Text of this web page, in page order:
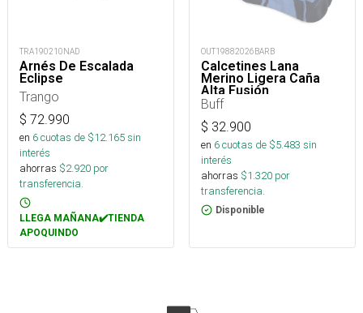
TRA190210NAD
Arnés De Escalada
Eclipse
Trango
$ 72.990
en 6cuotas de $12.165sin
interés
ahorras $2.920 por
transferencia.
LLEGA MAÑANA✔️TIENDA
APOQUINDO
OUT19882026BARB
Calcetines Lana
Merino Ligera Caña
Alta Fusión
Buff
$ 32.900
en 6cuotas de $5.483 sin
interés
ahorras $1.320 por
transferencia.
Disponible